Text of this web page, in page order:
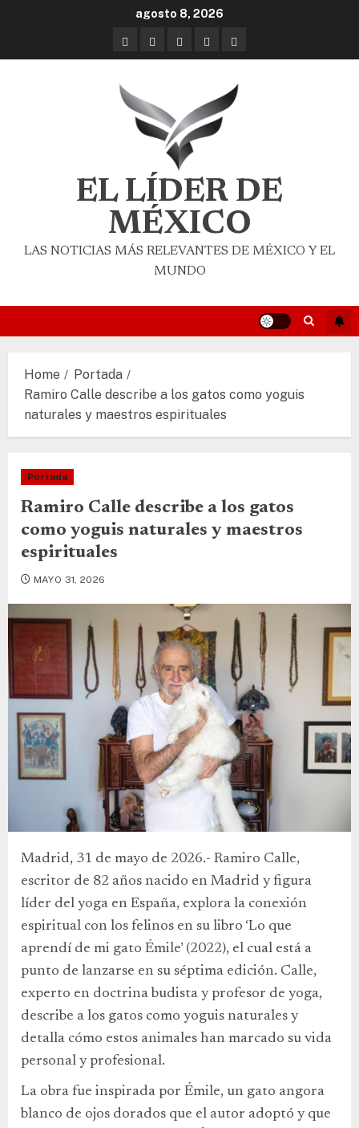
agosto 8, 2026
EL LÍDER DE
MÉXICO
LAS NOTICIAS MÁS RELEVANTES DE MÉXICO Y EL
MUNDO
Home
Portada
Ramiro Calle describe a los gatos como yoguis
naturales y maestros espirituales
Portada
Ramiro Calle describe a los gatos
como yoguis naturales y maestros
espirituales
MAYO 31, 2026
Madrid, 31 de mayo de 2026.- Ramiro Calle,
escritor de 82 años nacido en Madrid y figura
líder del yoga en España, explora la conexión
espiritual con los felinos en su libro ‘Lo que
aprendí de mi gato Émile’ (2022), el cual está a
punto de lanzarse en su séptima edición. Calle,
experto en doctrina budista y profesor de yoga,
describe a los gatos como yoguis naturales y
detalla cómo estos animales han marcado su vida
personal y profesional.
La obra fue inspirada por Émile, un gato angora
blanco de ojos dorados que el autor adoptó y que